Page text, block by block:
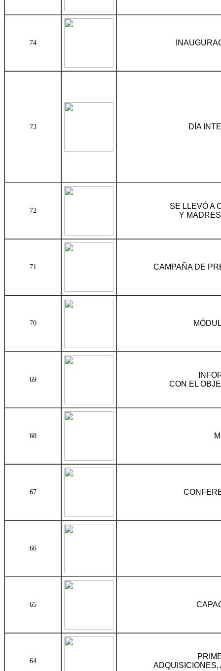
74
73 DÍA
72
SE LLEVÓ A
Y
71 CAMPAÑA DE
70
69
CON EL
68
67
66
65
64